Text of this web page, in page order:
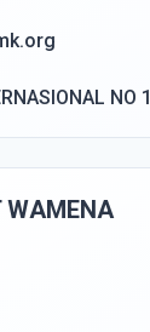
NO 1
WAMENA